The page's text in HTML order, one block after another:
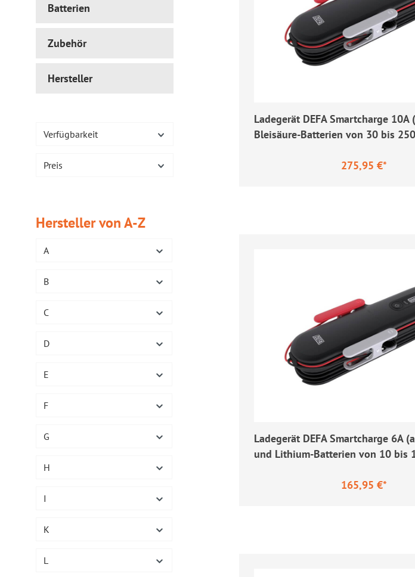
Batterien
Zubehör
Hersteller
Verfügbarkeit
Preis
Hersteller von A-Z
A
B
C
D
E
F
G
H
I
K
L
Ladegerät DEFA Smartcharge 10A
Bleisäure-Batterien von 30 bis
275,95 €*
Ladegerät DEFA Smartcharge 6A
und Lithium-Batterien von 10 bis
165,95 €*